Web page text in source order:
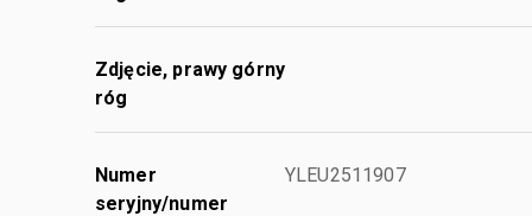
Zdjęcie, prawy górny
róg
Numer
seryjny/numer
YLEU2511907